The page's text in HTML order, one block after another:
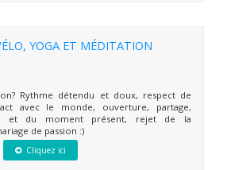
YOGA ET MÉDITATION
Rythme détendu et doux, respect de
avec le monde, ouverture, partage,
et du moment présent, rejet de la
de passion :)
Cliquez ici